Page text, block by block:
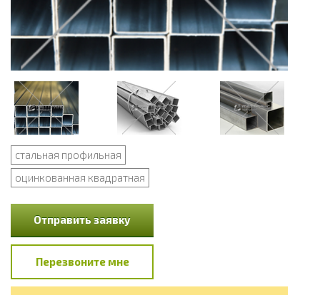
стальная профильная
оцинкованная квадратная
Отправить заявку
Перезвоните мне